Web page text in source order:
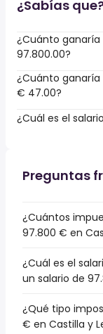
¿Sabías
¿Cuánto
97.800.00?
¿Cuánto ganaría
€ 47.00?
¿Cuál es el
Preguntas
¿Cuántos
97.800 € en
¿Cuál es el
un salario de
¿Qué tipo
€ en Castilla y